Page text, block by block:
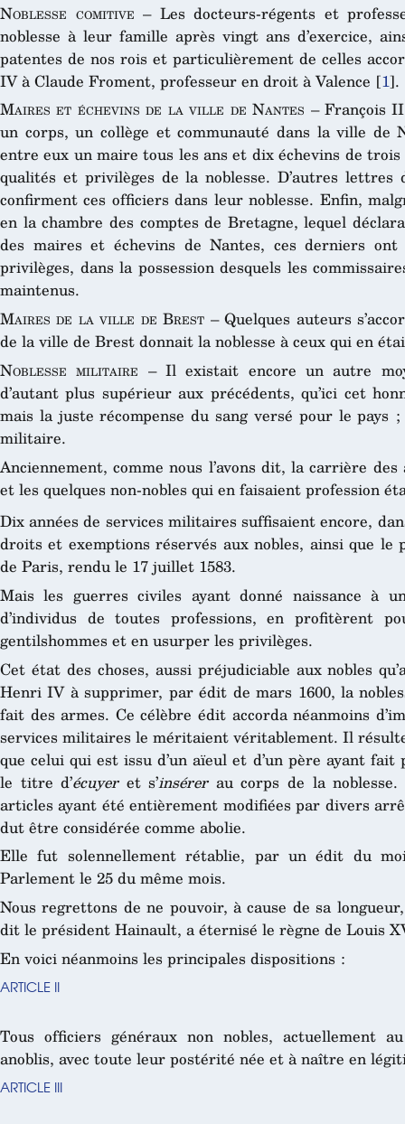
Noblesse comitive – Les docteurs-régents et
noblesse à leur famille après vingt ans d’exercice,
patentes de nos rois et particulièrement de celles
IV à Claude Froment, professeur en droit à Valence [1].
Maires et échevins de la ville de Nantes – François
un corps, un collège et communauté dans la ville de
entre eux un maire tous les ans et dix échevins de
qualités et privilèges de la noblesse. D’autres lettres
confirment ces officiers dans leur noblesse. Enfin,
en la chambre des comptes de Bretagne, lequel
des maires et échevins de Nantes, ces derniers
privilèges, dans la possession desquels les
maintenus.
Maires de la ville de Brest – Quelques auteurs
de la ville de Brest donnait la noblesse à ceux qui en
Noblesse militaire – Il existait encore un autre
d’autant plus supérieur aux précédents, qu’ici cet
mais la juste récompense du sang versé pour le pays
militaire.
Anciennement, comme nous l’avons dit, la carrière
et les quelques non-nobles qui en faisaient profession
Dix années de services militaires suffisaient encore,
droits et exemptions réservés aux nobles, ainsi que
de Paris, rendu le 17 juillet 1583.
Mais les guerres civiles ayant donné naissance à
d’individus de toutes professions, en profitèrent
gentilshommes et en usurper les privilèges.
Cet état des choses, aussi préjudiciable aux nobles
Henri IV à supprimer, par édit de mars 1600, la
fait des armes. Ce célèbre édit accorda néanmoins
services militaires le méritaient véritablement. Il
que celui qui est issu d’un aïeul et d’un père ayant
le titre d’écuyeret s’insérerau corps de la noblesse.
articles ayant été entièrement modifiées par divers
dut être considérée comme abolie.
Elle fut solennellement rétablie, par un édit du
Parlement le 25 du même mois.
Nous regrettons de ne pouvoir, à cause de sa
dit le président Hainault, a éternisé le règne de Louis
En voici néanmoins les principales dispositions :
ARTICLE II
Tous officiers généraux non nobles, actuellement
anoblis, avec toute leur postérité née et à naître en
ARTICLE III